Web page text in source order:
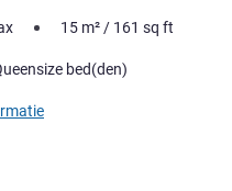
15 m²/ 161 sq ft
bed(den)